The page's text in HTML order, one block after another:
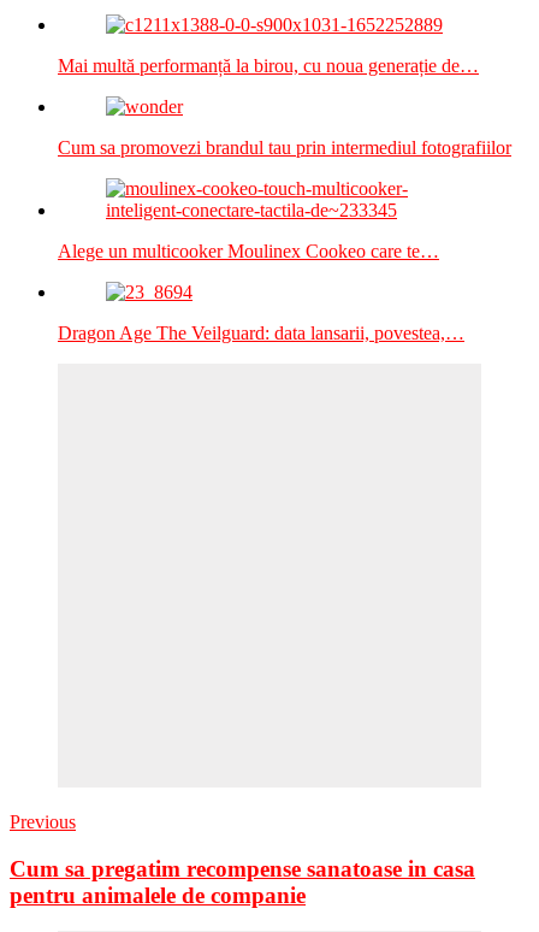
Mai multă performanță la birou, cu noua generație de…
Cum sa promovezi brandul tau prin intermediul fotografiilor
Alege un multicooker Moulinex Cookeo care te…
Dragon Age The Veilguard: data lansarii, povestea,…
Previous
Cum sa pregatim recompense sanatoase in casa
pentru animalele de companie